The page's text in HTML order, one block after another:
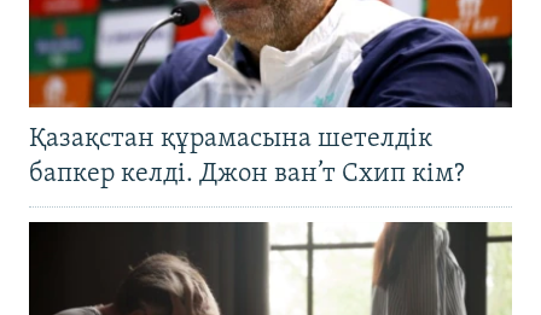
Қазақстан құрамасына шетелдік
бапкер келді. Джон ван’т Схип кім?